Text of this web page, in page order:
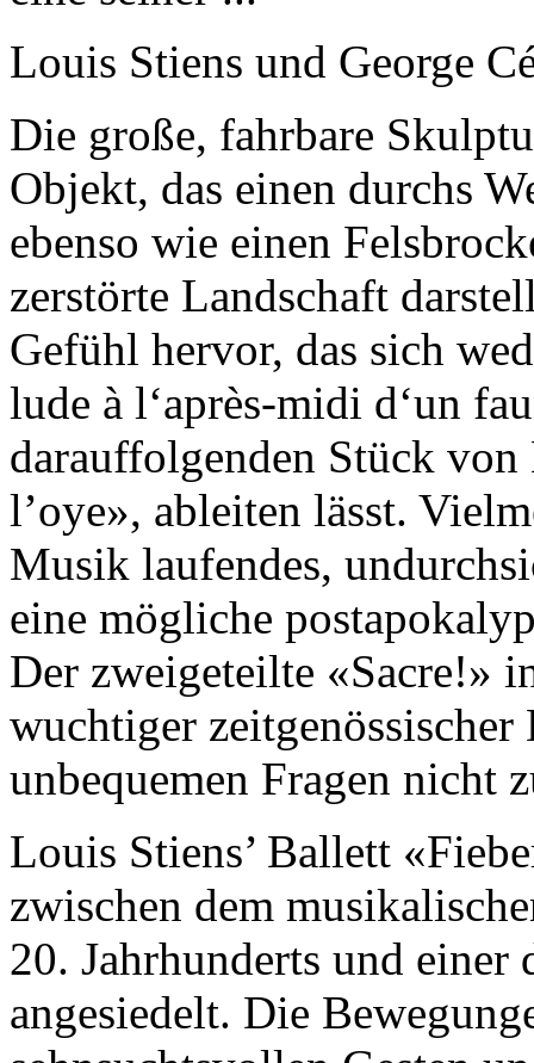
Louis Stiens und George
Die große, fahrbare
Objekt, das einen durchs
ebenso wie einen
zerstörte Landschaft
Gefühl hervor, das sich
lude à l‘après-midi d‘un
darauffolgenden Stück
l’oye», ableiten lässt.
Musik laufendes,
eine mögliche
Der zweigeteilte «Sacre!»
wuchtiger
unbequemen Fragen nicht
Louis Stiens’ Ballett
zwischen dem
20. Jahrhunderts und
angesiedelt. Die